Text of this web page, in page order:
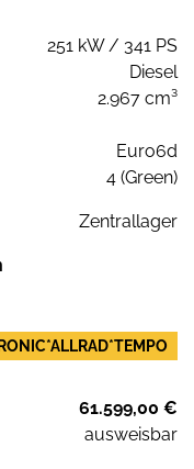
251 kW / 341 PS
Diesel
2.967 cm³
Euro6d
4 (Green)
Zentrallager
61.599,00 €
ausweisbar